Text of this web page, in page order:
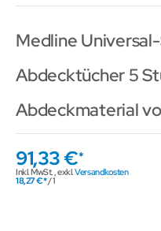
Medline
Abdecktücher 5
Abdeckmaterial
91,33 €
Inkl. MwSt.,exkl.Versandkosten
18,27 € / 1